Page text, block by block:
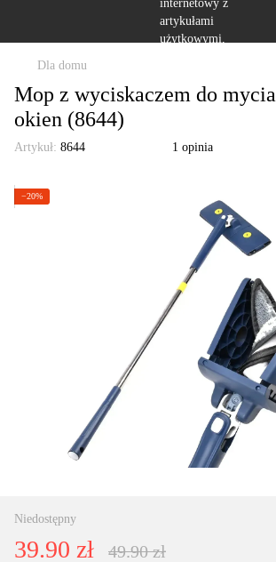
Dla domu
Mop z wyciskaczem do
okien (8644)
Artykuł: 8644 1 opinia
−20%
Niedostępny
39.90 zł 49.90 zł